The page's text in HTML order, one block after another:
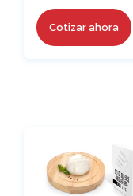
Cotizar ahora